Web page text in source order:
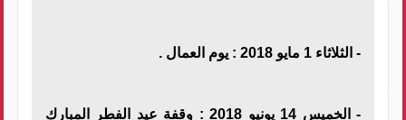
- الثلاثاء 1 مايو 2018 : يوم العمال .
- الخميس 14 يونيو 2018 : وقفة عيد الفطر المبارك